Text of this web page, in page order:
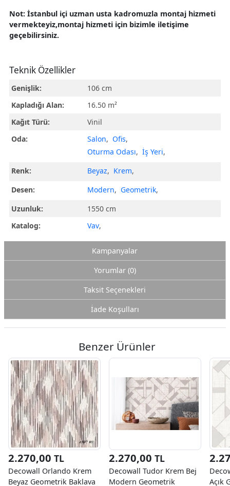
Not: İstanbul içi uzman usta kadromuzla montaj hizmeti
vermekteyiz,montaj hizmeti için bizimle iletişime
geçebilirsiniz.
Teknik Özellikler
Genişlik:
106 cm
Kapladığı Alan:
16.50 m²
Kağıt Türü:
Vinil
Oda:
Salon, Ofis,
Oturma Odası, İş Yeri,
Renk:
Beyaz, Krem,
Desen:
Modern, Geometrik,
Uzunluk:
1550 cm
Katalog:
Vav,
Kampanyalar
Yorumlar (0)
Taksit Seçenekleri
İade Koşulları
Benzer Ürünler
2.270,00 TL
Decowall Orlando Krem
Beyaz Geometrik Baklava
2.270,00 TL
Decowall Tudor Krem Bej
Modern Geometrik
Açık